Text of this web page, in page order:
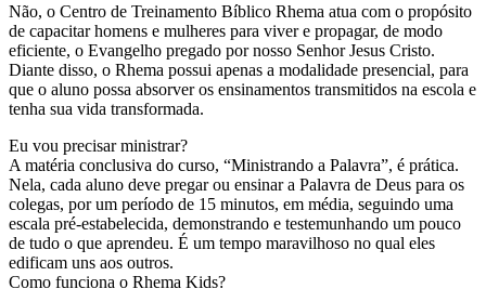
Não, o Centro de Treinamento Bíblico Rhema atua com o propósito
de capacitar homens e mulheres para viver e propagar, de modo
eficiente, o Evangelho pregado por nosso Senhor Jesus Cristo.
Diante disso, o Rhema possui apenas a modalidade presencial, para
que o aluno possa absorver os ensinamentos transmitidos na escola e
tenha sua vida transformada.
Eu vou precisar ministrar?
A matéria conclusiva do curso, “Ministrando a Palavra”, é prática.
Nela, cada aluno deve pregar ou ensinar a Palavra de Deus para os
colegas, por um período de 15 minutos, em média, seguindo uma
escala pré-estabelecida, demonstrando e testemunhando um pouco
de tudo o que aprendeu. É um tempo maravilhoso no qual eles
edificam uns aos outros.
Como funciona o Rhema Kids?